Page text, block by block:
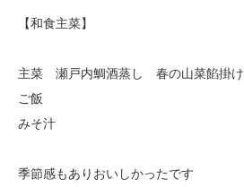
【和食主菜】
主菜 瀬戸内鯛酒蒸し 春の山菜餡掛け
ご飯
みそ汁
季節感もありおいしかったです